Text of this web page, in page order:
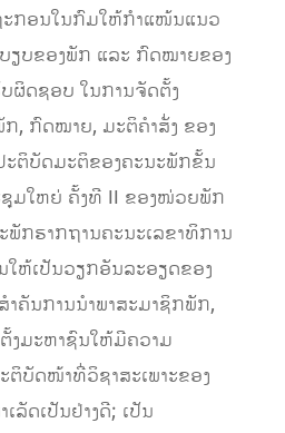
ກອນໃນກົມໃຫ້ກໍາແໜ້ນແນວ
ຽບຂອງພັກ ແລະ ກົດໝາຍຂອງ
ຜິດຊອບ ໃນການຈັດຕັ້ງ
, ກົດໝາຍ, ມະຕິຄຳສັ່ງ ຂອງ
ະຕິບັດມະຕິຂອງຄະນະພັກຂັ້ນ
ຊຸມໃຫຍ່ ຄັ້ງທີ II ຂອງໜ່ວຍພັກ
ກຮາກຖານຄະນະເລຂາທິການ
ໃຫ້ເປັນວຽກອັນລະອຽດຂອງ
ຄັນການນໍາພາສະມາຊິກພັກ,
ງມະຫາຊົນໃຫ້ມີຄວາມ
ບັດໜ້າທີ່ວິຊາສະເພາະຂອງ
ລັດເປັນຢ່າງດີ; ເປັນ